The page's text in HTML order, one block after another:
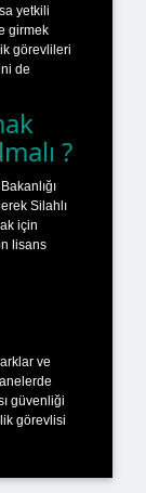
yetkili
girmek
görevlileri
de
?
Silahlı
için
lisans
ve
güvenliği
görevlisi